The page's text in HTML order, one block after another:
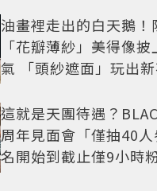
油畫裡走出的白天鵝！
「花瓣薄紗」美得像
氣 「頭紗遮面」玩出
這就是天團待遇？
周年見面會「僅抽40
名開始到截止僅9小時